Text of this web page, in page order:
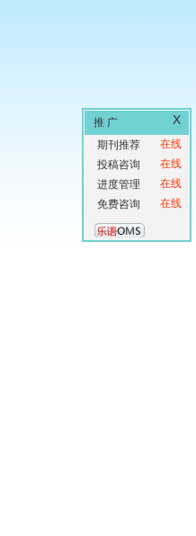
X
推 广
在线
期刊推荐
在线
投稿咨询
在线
进度管理
在线
免费咨询